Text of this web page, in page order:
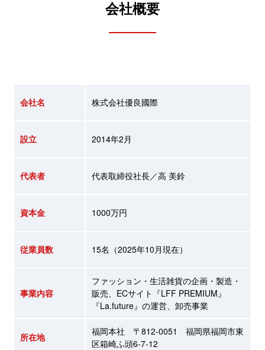
会社概要
会社名 株式会社優良國際
設立 2014年2月
代表者 代表取締役社長／高 美鈴
資本金 1000万円
従業員数 15名（2025年10月現在）
事業内容
ファッション・生活雑貨の企画・製造・
販売、ECサイト『LFF PREMIUM』
『La.future』の運営、卸売事業
所在地
福岡本社 〒812-0051 福岡県福岡市東
区箱崎ふ頭6-7-12